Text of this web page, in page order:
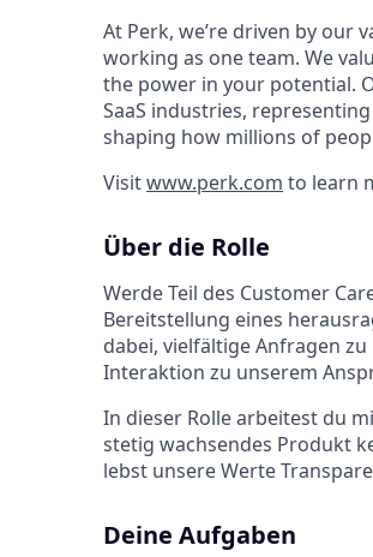
At Perk, we’re driven by our
working as one team. We
the power in your potential.
SaaS industries,
shaping how millions of
Visitwww.perk.com to learn
Über die Rolle
Werde Teil des Customer
Bereitstellung eines
dabei, vielfältige Anfragen
Interaktion zu unserem
In dieser Rolle arbeitest du
stetig wachsendes Produkt
lebst unsere Werte
Deine Aufgaben